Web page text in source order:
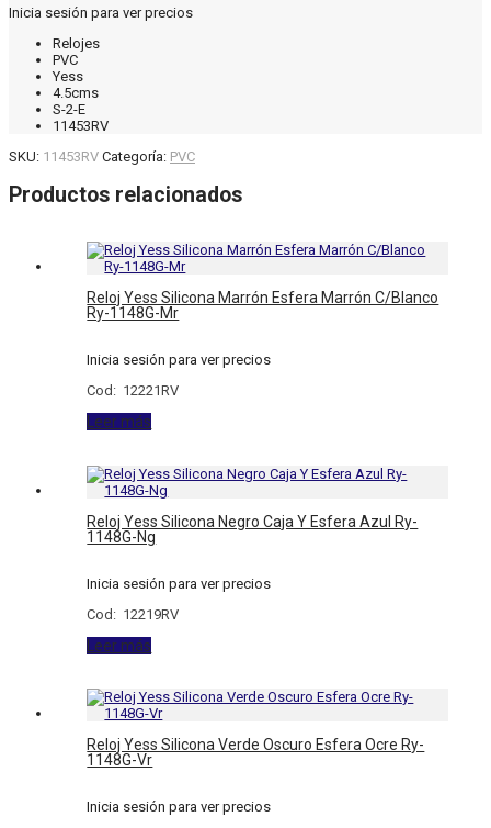
Inicia sesión para ver precios
Relojes
PVC
Yess
4.5cms
S-2-E
11453RV
SKU: 11453RV Categoría: PVC
Productos relacionados
Reloj Yess Silicona Marrón Esfera Marrón C/Blanco
Ry-1148G-Mr
Inicia sesión para ver precios
Cod: 12221RV
Leer más
Reloj Yess Silicona Negro Caja Y Esfera Azul Ry-
1148G-Ng
Inicia sesión para ver precios
Cod: 12219RV
Leer más
Reloj Yess Silicona Verde Oscuro Esfera Ocre Ry-
1148G-Vr
Inicia sesión para ver precios